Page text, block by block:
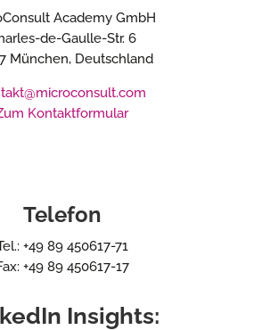
Academy GmbH
de-Gaulle-Str. 6
München, Deutschland
Kontaktformular
Telefon
+49 89 450617-71
+49 89 450617-17
Insights: